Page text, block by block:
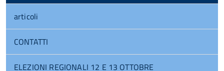
articoli
CONTATTI
ELEZIONI REGIONALI 12 E 13 OTTOBRE